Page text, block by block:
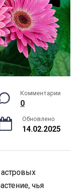
Комментарии
0
Обновлено
14.02.2025
астровых
чья